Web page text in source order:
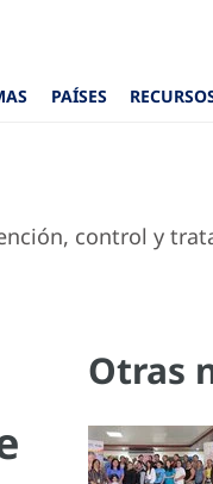
PAÍSES
control y
Otras